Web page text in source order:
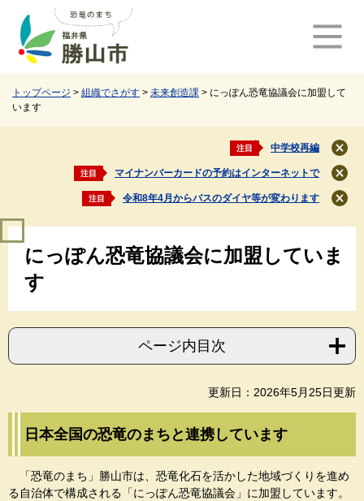
トップページ > 組織でさがす > 未来創造課 > にっぽん恐竜協議会に加盟して
います
注目 中学校再編
閉
じ
る
注目 マイナンバーカードの予約はインターネットで
閉
じ
る
注目 令和8年4月からバスのダイヤ等が変わります
閉
にっぽん恐竜協議会に加盟していま
す
ページ内目次
更新日：2026年5月25日更新
日本全国の恐竜のまちと連携しています
「恐竜のまち」勝山市は、恐竜化石を活かした地域づくりを進め
る自治体で構成される「にっぽん恐竜協議会」に加盟しています。